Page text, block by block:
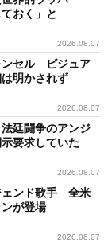
おく」と
2026.08.07
ンセル ビジュア
明かされず
2026.08.07
廷闘争のアンジ
要求していた
2026.08.07
ェンド歌手 全米
が登場
2026.08.07